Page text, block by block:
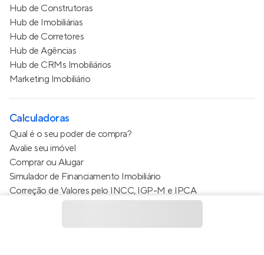
Hub de Construtoras
Hub de Imobiliárias
Hub de Corretores
Hub de Agências
Hub de CRMs Imobiliários
Marketing Imobiliário
Calculadoras
Qual é o seu poder de compra?
Avalie seu imóvel
Comprar ou Alugar
Simulador de Financiamento Imobiliário
Correção de Valores pelo INCC, IGP-M e IPCA
Estimativa de valor do condomínio